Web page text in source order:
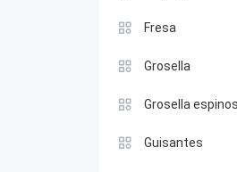
Fresa
Grosella
Grosella
Guisantes